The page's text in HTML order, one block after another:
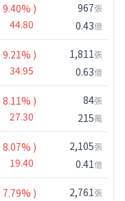
)
44.80
967張
0.43億
)
34.95
1,811張
0.63億
)
27.30
84張
215萬
)
19.40
2,105張
0.41億
) 2,761張